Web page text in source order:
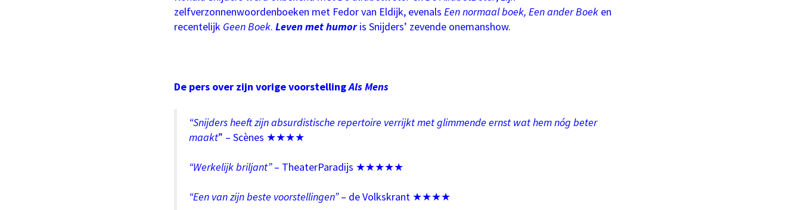
zelfverzonnenwoordenboeken met Fedor van Eldijk, evenals Een normaal boek, Een ander Boek en
recentelijk Geen Boek. Leven met humoris Snijders’ zevende onemanshow.
De pers over zijn vorige voorstellingAls Mens
“Snijders heeft zijn absurdistische repertoire verrijkt met glimmende ernst wat hem nóg beter
maakt” – Scènes ★★★★
“Werkelijk briljant”– TheaterParadijs ★★★★★
“Een van zijn beste voorstellingen”– de Volkskrant ★★★★
Inzoomen